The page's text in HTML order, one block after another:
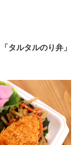
「タルタルのり弁」